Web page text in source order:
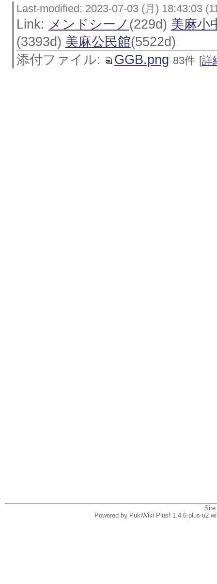
Last-modified: 2023-07-03 (月) 18:43:03
Link: メンドシーノ (229d) 美麻小
(3393d) 美麻公民館(5522d)
添付ファイル:
GGB.png 83件 [詳
Powered by PukiWiki Plus! 1.4.6-plus-u2